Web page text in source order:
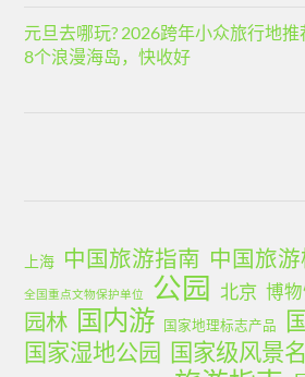
元旦去哪玩? 2026跨年小众旅行地
8个浪漫海岛，快收好
上海 中国旅游指南 中国旅
全国重点文物保护单位 公园 北京 博
园林 国内游 国家地理标志产品
国家湿地公园 国家级风景